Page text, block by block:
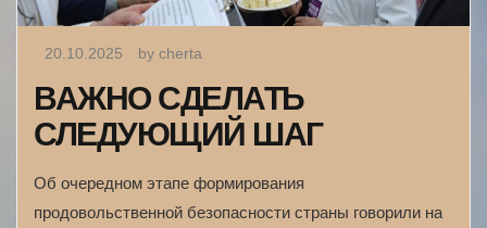
20.10.2025 by cherta
ВАЖНО СДЕЛАТЬ
СЛЕДУЮЩИЙ ШАГ
Об очередном этапе формирования
продовольственной безопасности страны говорили на